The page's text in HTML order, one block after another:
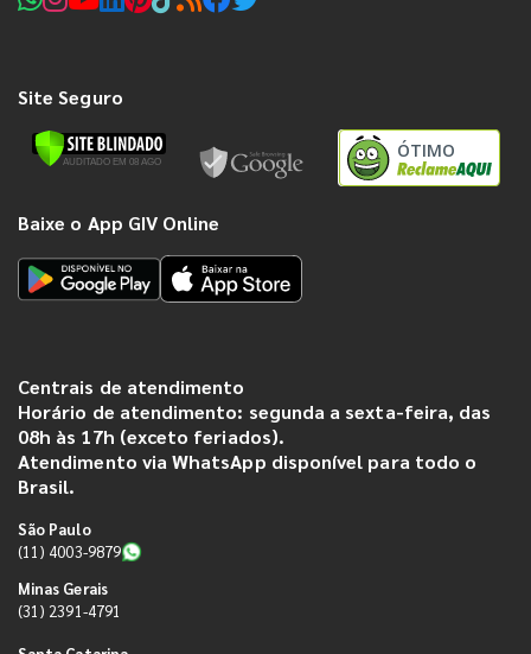
Site Seguro
ÓTIMO
Baixe o App GIV Online
Centrais de atendimento
Horário de atendimento: segunda a sexta-feira, das
08h às 17h (exceto feriados).
Atendimento via WhatsApp disponível para todo o
Brasil.
São Paulo
(11) 4003-9879
Minas Gerais
(31) 2391-4791